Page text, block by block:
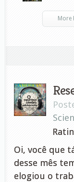
More
Oi, você que
desse mês
elogiou o